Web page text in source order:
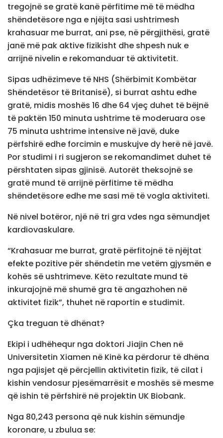
tregojnë se gratë kanë përfitime më të mëdha
shëndetësore nga e njëjta sasi ushtrimesh
krahasuar me burrat, ani pse, në përgjithësi, gratë
janë më pak aktive fizikisht dhe shpesh nuk e
arrijnë nivelin e rekomanduar të aktivitetit.
Sipas udhëzimeve të NHS (Shërbimit Kombëtar
Shëndetësor të Britanisë), si burrat ashtu edhe
gratë, midis moshës 16 dhe 64 vjeç duhet të bëjnë
të paktën 150 minuta ushtrime të moderuara ose
75 minuta ushtrime intensive në javë, duke
përfshirë edhe forcimin e muskujve dy herë në javë.
Por studimi i ri sugjeron se rekomandimet duhet të
përshtaten sipas gjinisë. Autorët theksojnë se
gratë mund të arrijnë përfitime të mëdha
shëndetësore edhe me sasi më të vogla aktiviteti.
Në nivel botëror, një në tri gra vdes nga sëmundjet
kardiovaskulare.
“Krahasuar me burrat, gratë përfitojnë të njëjtat
efekte pozitive për shëndetin me vetëm gjysmën e
kohës së ushtrimeve. Këto rezultate mund të
inkurajojnë më shumë gra të angazhohen në
aktivitet fizik”, thuhet në raportin e studimit.
Çka treguan të dhënat?
Ekipi i udhëhequr nga doktori Jiajin Chen në
Universitetin Xiamen në Kinë ka përdorur të dhëna
nga pajisjet që përcjellin aktivitetin fizik, të cilat i
kishin vendosur pjesëmarrësit e moshës së mesme
që ishin të përfshirë në projektin UK Biobank.
Nga 80,243 persona që nuk kishin sëmundje
koronare, u zbulua se: